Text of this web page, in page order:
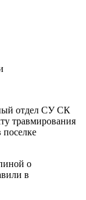
отдел СУ СК
травмирования
поселке
о
в